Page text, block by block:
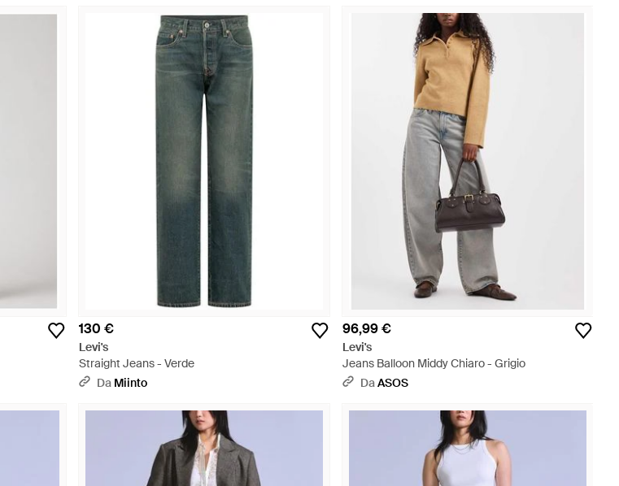
130 €
Levi's
Straight Jeans - Verde
Da Miinto
96,99 €
Levi's
Jeans Balloon Middy Chiaro - Grigio
DaASOS